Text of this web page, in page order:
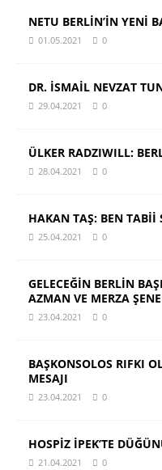
NETU BERLİN’İN YENİ
01.05.2021 0
DR. İSMAİL NEVZAT
29.04.2021 0
ÜLKER RADZIWILL:
28.04.2021 0
HAKAN TAŞ: BEN TABİİ
25.04.2021 0
GELECEĞİN BERLİN
AZMAN VE MERZA
23.04.2021 0
BAŞKONSOLOS RIFKI
MESAJI
23.04.2021 0
HOSPİZ İPEK’TE
21.04.2021 0